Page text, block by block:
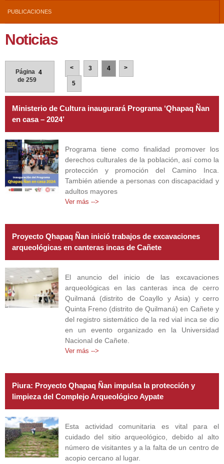
PUBLICACIONES
Noticias
Páginas
Página 4
de 259
Páginas
< 3 4
5
>
Ministerio de Cultura inaugurará Programa ‘Qhapaq Ñan
en casa – 2024’
Programa tiene como finalidad promover los
derechos culturales de la población, así como la
protección y promoción del Camino Inca.
También atiende a personas con discapacidad y
adultos mayores
Ver más -->
Proyecto Qhapaq Ñan inició trabajos de excavaciones
arqueológicas en canteras incas de Cañete
El anuncio del inicio de las excavaciones
arqueológicas en las canteras inca de cerro
Quilmaná (distrito de Coayllo y Asia) y cerro
Quinta Freno (distrito de Quilmaná) en Cañete y
del registro sistemático de la red vial inca se dio
en un evento organizado en la Universidad
Nacional de Cañete.
Ver más -->
Piura: Proyecto Qhapaq Ñan impulsa la protección y
limpieza del Complejo Arqueológico Aypate
Esta actividad comunitaria es vital para el
cuidado del sitio arqueológico, debido al alto
número de visitantes y a la falta de un centro de
acopio cercano al lugar.